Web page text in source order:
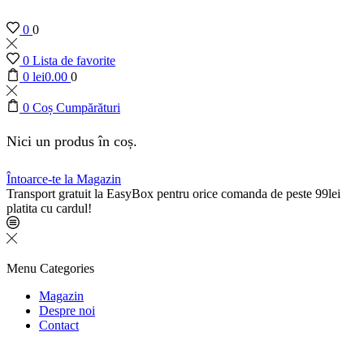
0 0
0 Lista de favorite
0 lei0.00 0
0 Coș Cumpărături
Nici un produs în coș.
Întoarce-te la Magazin
Transport gratuit la EasyBox pentru orice comanda de peste 99lei
platita cu cardul!
Menu Categories
Magazin
Despre noi
Contact